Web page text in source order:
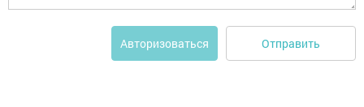
Авторизоваться Отправить